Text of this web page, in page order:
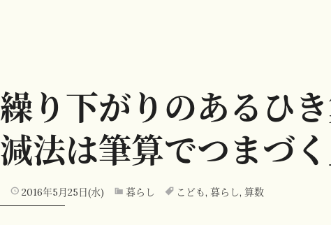
繰り下がりのあるひ
減法は筆算でつまづ
2016年5月25日(水) 暮らし こども, 暮らし, 算数